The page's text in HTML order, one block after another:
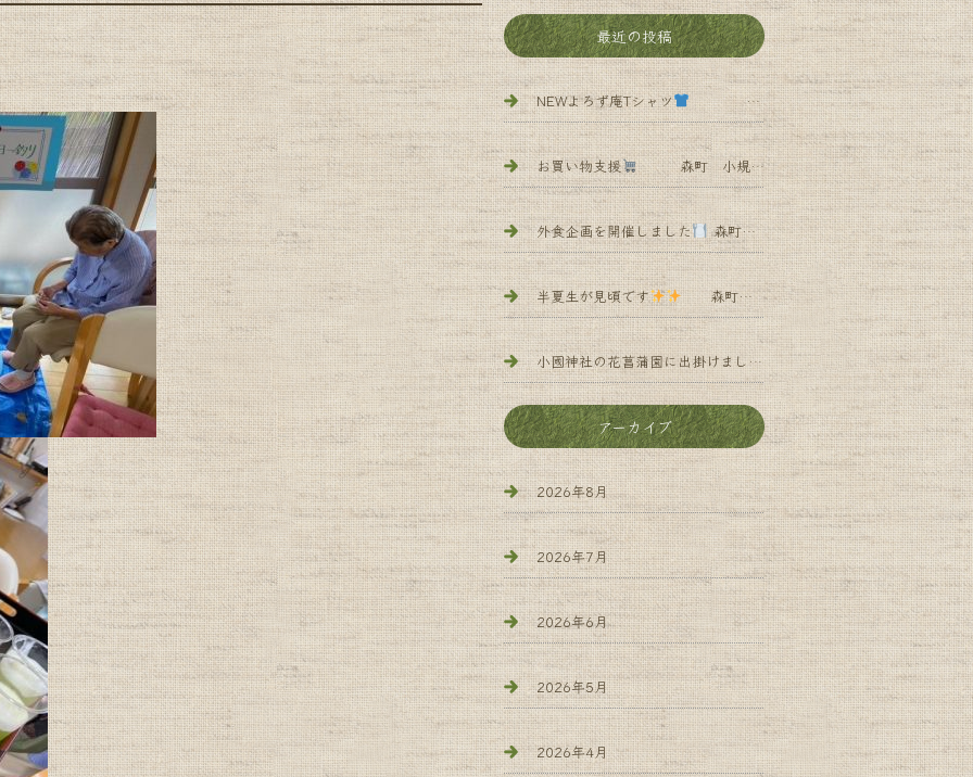
最近の投稿
NEWよろず庵Tシャツ 森町 小規模多機能 よろず庵
お買い物支援 森町 小規模多機能 よろず庵
外食企画を開催しました 森町 小規模多 機能 よろず庵
半夏生が見頃です 森町 小規模多機能 よろず庵
小國神社の花菖蒲園に出掛けました 森町 小規 模多機能 よ
アーカイブ
2026年8月
2026年7月
2026年6月
2026年5月
2026年4月